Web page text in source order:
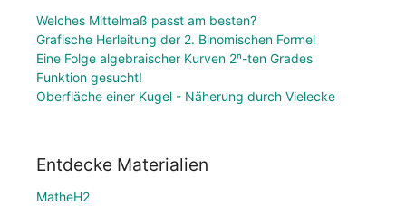
Welches Mittelmaß passt am besten?
Grafische Herleitung der 2. Binomischen Formel
Eine Folge algebraischer Kurven 2ⁿ-ten Grades
Funktion gesucht!
Oberfläche einer Kugel - Näherung durch Vielecke
Entdecke Materialien
MatheH2